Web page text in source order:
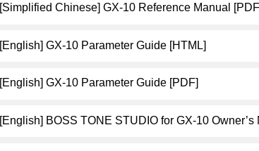
[Simplified Chinese] GX-10 Reference Manual
[English] GX-10 Parameter Guide [HTML]
[English] GX-10 Parameter Guide [PDF]
[English] BOSS TONE STUDIO for GX-10 Owner’s